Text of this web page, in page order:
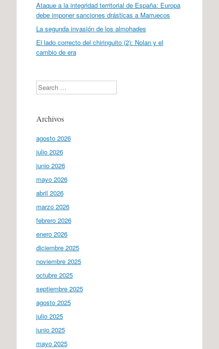
Ataque a la integridad territorial de España: Europa
debe imponer sanciones drásticas a Marruecos
La segunda invasión de los almohades
El lado correcto del chiringuito (2): Nolan y el
cambio de era
Search
Archivos
agosto 2026
julio 2026
junio 2026
mayo 2026
abril 2026
marzo 2026
febrero 2026
enero 2026
diciembre 2025
noviembre 2025
octubre 2025
septiembre 2025
agosto 2025
julio 2025
junio 2025
mayo 2025